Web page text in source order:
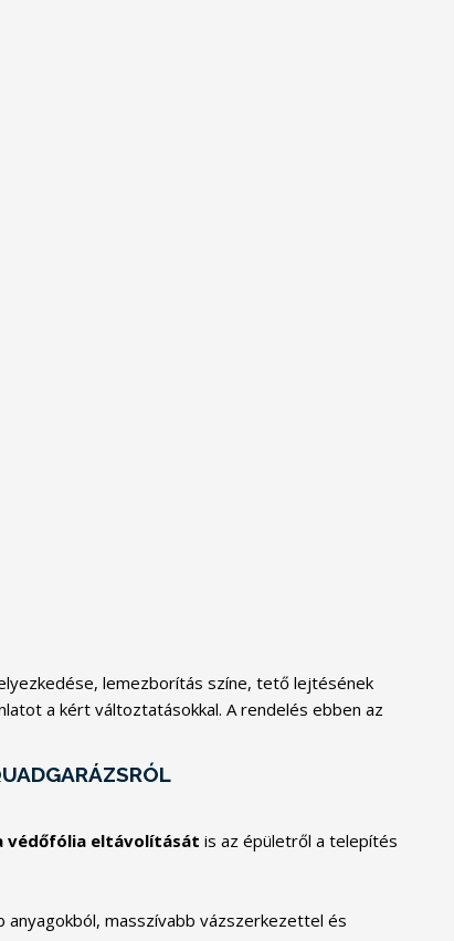
lemezborítás színe, tető lejtésének
a kért változtatásokkal. A rendelés ebben az
védőfólia eltávolítását is az épületről a telepítés
anyagokból, masszívabb vázszerkezettel és